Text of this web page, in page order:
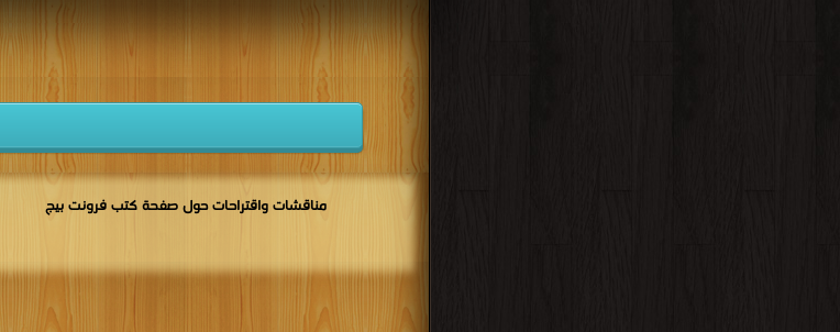
بيج بصور PDF مجانا | مكتبة >
مناقشات واقتراحات حول صفحة كتب فرونت بيج